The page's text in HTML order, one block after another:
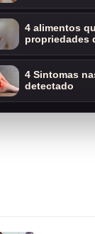
4 alimentos
propriedades
4 Sintomas
detectado